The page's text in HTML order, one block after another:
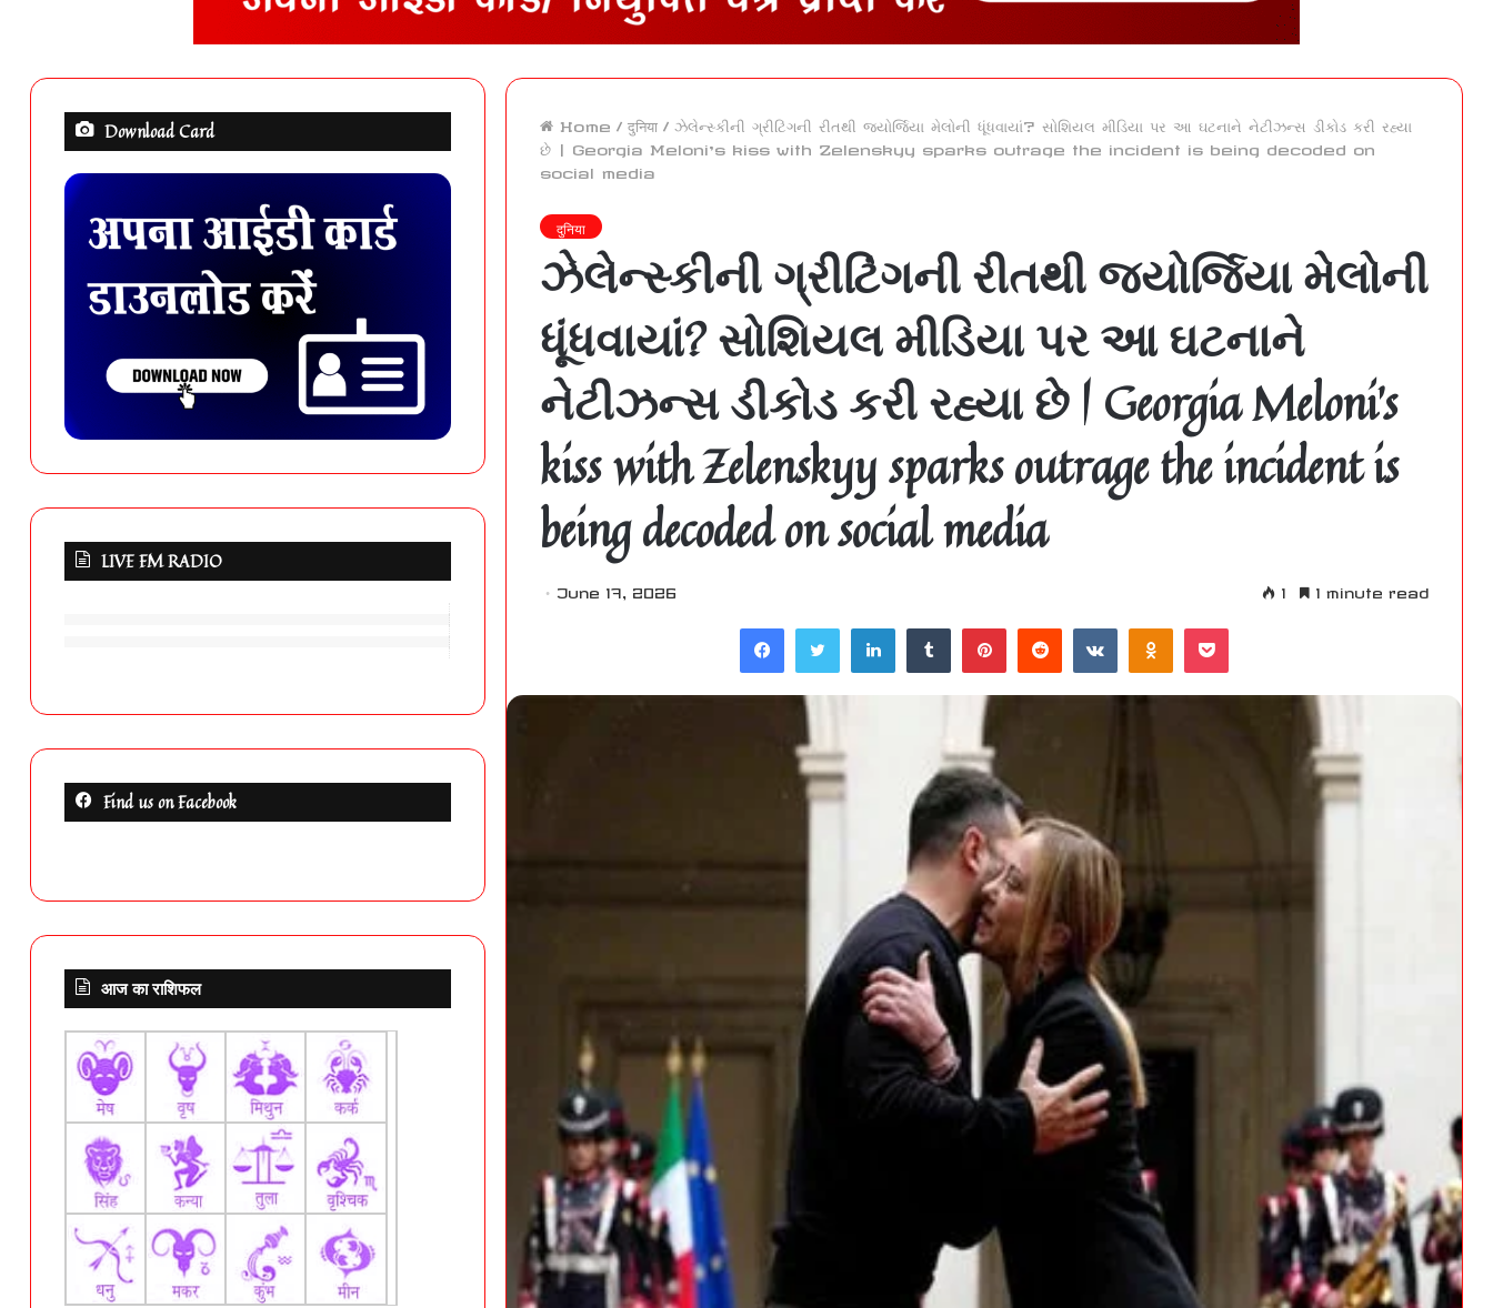
Home / दुनिया / ઝેલેન્સ્કીની ગ્રીટિંગની રીતથી જ્યોર્જિયા મેલોની ધૂંધવાયાં? સોશિયલ મીડિયા પર આ ઘટનાને નેટીઝન્સ ડીકોડ કરી રહ્યા
છે | Georgia Meloni’s kiss with Zelenskyy sparks outrage the incident is being decoded on
social media
दुनिया
ઝેલેન્સ્કીની ગ્રીટિંગની રીતથી જ્યોર્જિયા મેલોની
ધૂંધવાયાં? સોશિયલ મીડિયા પર આ ઘટનાને
નેટીઝન્સ ડીકોડ કરી રહ્યા છે | Georgia Meloni’s
kiss with Zelenskyy sparks outrage the incident is
being decoded on social media
June 17, 2026 1 1 minute read
VKontakte
Download Card
LIVE FM RADIO
Find us on Facebook
आज का राशिफल